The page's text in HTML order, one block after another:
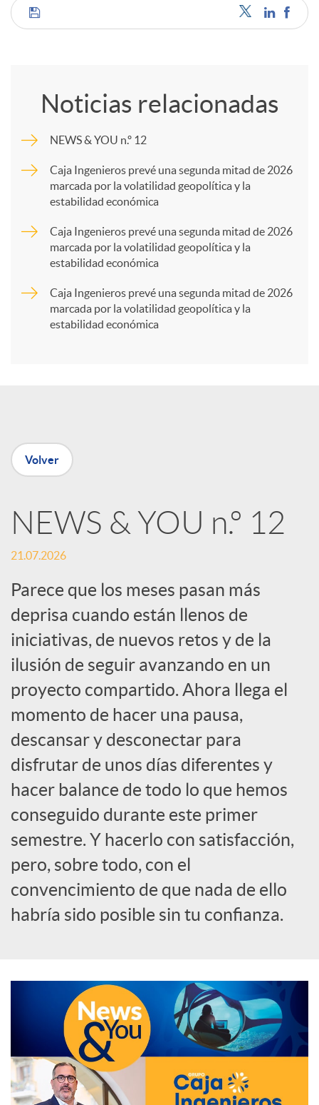
C
p
e
R
e
d
e
s
S
o
c
i
l
e
s
Noticias relacionadas
NEWS & YOU n.º 12
Caja Ingenieros prevé una segunda mitad de 2026
marcada por la volatilidad geopolítica y la
estabilidad económica
Caja Ingenieros prevé una segunda mitad de 2026
marcada por la volatilidad geopolítica y la
estabilidad económica
Caja Ingenieros prevé una segunda mitad de 2026
marcada por la volatilidad geopolítica y la
estabilidad económica
Volver
NEWS & YOU n.º 12
21.07.2026
Parece que los meses pasan más
deprisa cuando están llenos de
iniciativas, de nuevos retos y de la
ilusión de seguir avanzando en un
proyecto compartido. Ahora llega el
momento de hacer una pausa,
descansar y desconectar para
disfrutar de unos días diferentes y
hacer balance de todo lo que hemos
conseguido durante este primer
semestre. Y hacerlo con satisfacción,
pero, sobre todo, con el
convencimiento de que nada de ello
habría sido posible sin tu confianza.